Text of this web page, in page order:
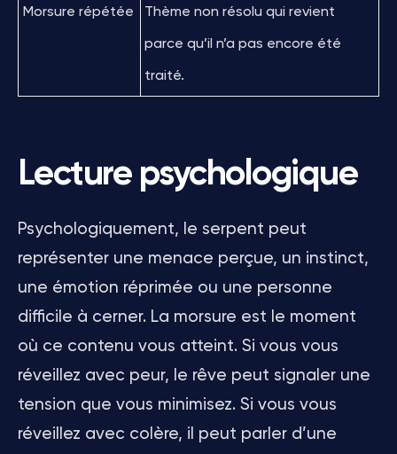
Morsure répétée Thème non résolu qui revient
parce qu’il n’a pas encore été
traité.
Lecture psychologique
Psychologiquement, le serpent peut
représenter une menace perçue, un instinct,
une émotion réprimée ou une personne
difficile à cerner. La morsure est le moment
où ce contenu vous atteint. Si vous vous
réveillez avec peur, le rêve peut signaler une
tension que vous minimisez. Si vous vous
réveillez avec colère, il peut parler d’une